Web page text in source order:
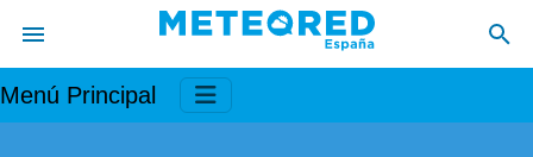
Menú Principal